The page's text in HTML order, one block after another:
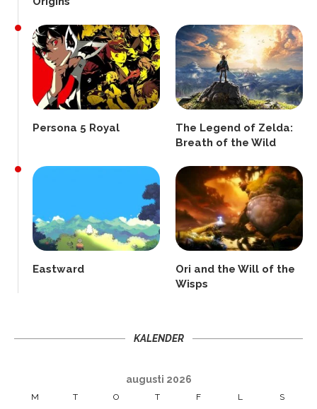
Persona 5 Royal
The Legend of Zelda:
Breath of the Wild
Eastward
Ori and the Will of the
Wisps
KALENDER
augusti 2026
M T O T F L S